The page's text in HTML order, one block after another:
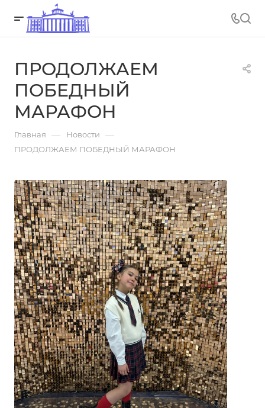
ПРОДОЛЖАЕМ
ПОБЕДНЫЙ
МАРАФОН
Главная — Новости —
ПРОДОЛЖАЕМ ПОБЕДНЫЙ МАРАФОН